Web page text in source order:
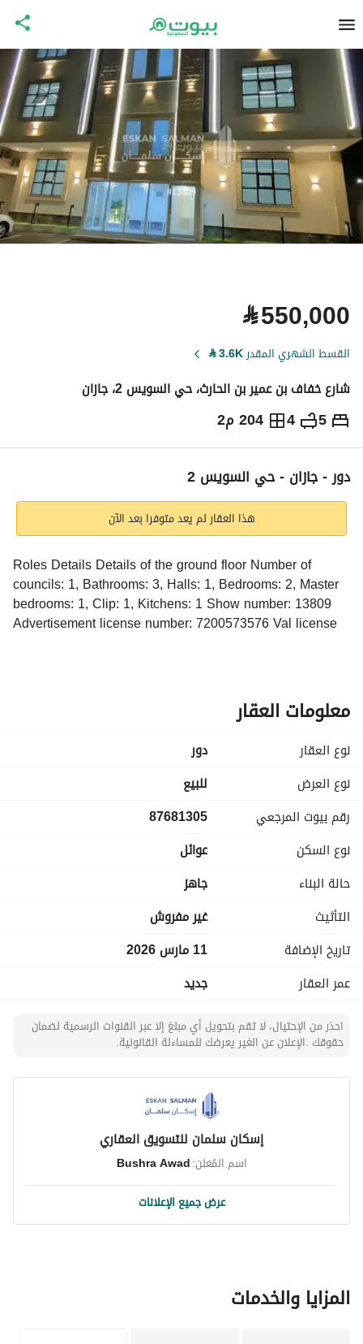
⃁550,000
القسط الشهري المقدر3.6K
⃁
شارع خفاف بن عمير بن الحارث، حي السويس 2، جازان
5
4 204 م2 ⃁
550,000
التفاصيل معلومات ترخيص الإعلاندور - جازان - حي السويس 2
هذا العقار لم يعد متوفرا بعد الآن
Roles Details Details of the ground floor Number of
councils: 1, Bathrooms: 3, Halls: 1, Bedrooms: 2, Master
bedrooms: 1, Clip: 1, Kitchens: 1 Show number: 13809
Advertisement license number: 7200573576 Val license
معلومات العقار
نوع العقار
دور
نوع العرض
للبيع
رقم بيوت المرجعي
87681305
نوع السكن
عوائل
حالة البناء
جاهز
التأثيث
غير مفروش
تاريخ الإضافة
11 مارس 2026
عمر العقار
جديد
احذر من الإحتيال، لا تقم بتحويل أي مبلغ إلا عبر القنوات الرسمية لضمان
حقوقك .الإعلان عن الغير يعرضك للمساءلة القانونية.
إسكان سلمان للتسويق العقاري
اسم المُعلن:Bushra Awad
عرض جميع الإعلانات
المزايا والخدمات